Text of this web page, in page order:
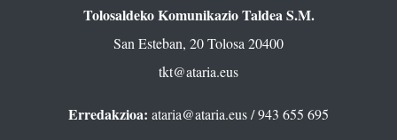
Tolosaldeko Komunikazio Taldea S.M.
San Esteban, 20 Tolosa 20400
tkt@ataria.eus
Erredakzioa: ataria@ataria.eus/ 943 655 695